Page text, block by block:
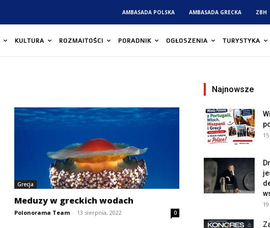
AMBASADA POLSKA AMBASADA GRECKA ZBH
KULTURA ROZMAITOŚCI PORADNIK OGŁOSZENIA TURYSTYKA
Grecja
Meduzy w greckich wodach
Polonorama Team - 13 sierpnia, 2022 0
Najnowsze